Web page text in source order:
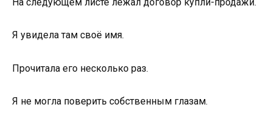
Я увидела там своё имя.
Прочитала его несколько раз.
Я не могла поверить собственным глазам.